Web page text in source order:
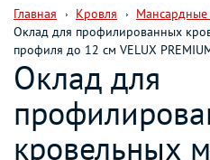
Главная Кровля Мансардные
Оклад для профилированных
профиля до 12 см VELUX
Оклад для
кровельных